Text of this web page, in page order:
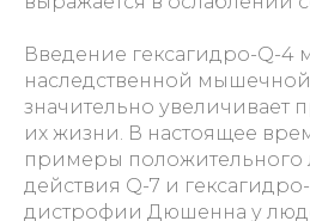
Введение гексагидро-Q-4
наследственной
значительно увеличивает
их жизни. В настоящее
примеры положительного
действия Q-7 и
дистрофии Дюшенна у